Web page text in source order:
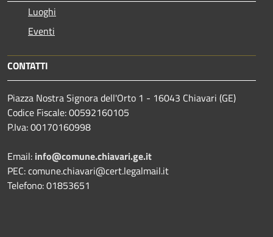
Luoghi
Eventi
CONTATTI
Piazza Nostra Signora dell'Orto 1 - 16043 Chiavari (GE)
Codice Fiscale: 00592160105
P.Iva: 00170160998
Email: info@comune.chiavari.ge.it
PEC: comune.chiavari@cert.legalmail.it
Telefono: 01853651